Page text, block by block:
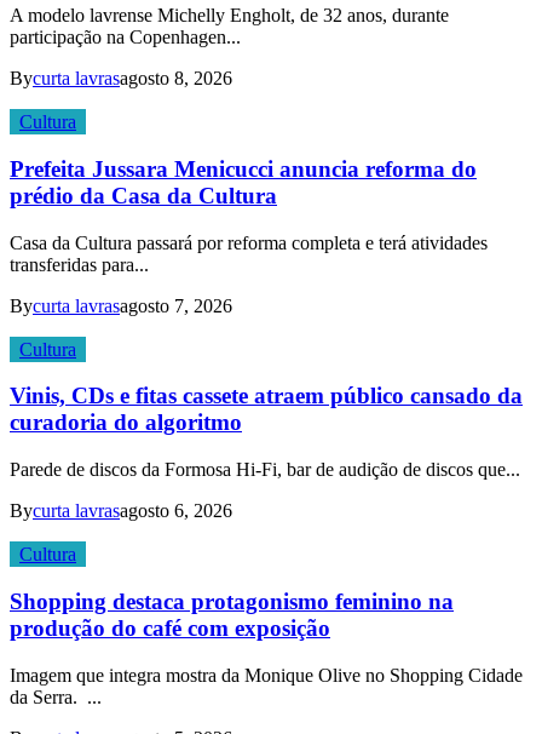
A modelo lavrense Michelly Engholt, de 32 anos, durante
participação na Copenhagen...
Bycurta lavrasagosto 8, 2026
Cultura
Prefeita Jussara Menicucci anuncia reforma do
prédio da Casa da Cultura
Casa da Cultura passará por reforma completa e terá atividades
transferidas para...
Bycurta lavrasagosto 7, 2026
Cultura
Vinis, CDs e fitas cassete atraem público cansado da
curadoria do algoritmo
Parede de discos da Formosa Hi-Fi, bar de audição de discos que...
Bycurta lavrasagosto 6, 2026
Cultura
Shopping destaca protagonismo feminino na
produção do café com exposição
Imagem que integra mostra da Monique Olive no Shopping Cidade
da Serra. ...